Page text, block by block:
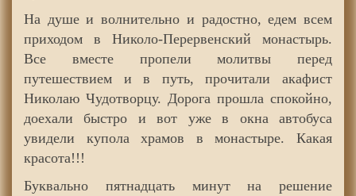
На душе и волнительно и радостно, едем всем
приходом в Николо-Перервенский монастырь.
Все вместе пропели молитвы перед
путешествием и в путь, прочитали акафист
Николаю Чудотворцу. Дорога прошла спокойно,
доехали быстро и вот уже в окна автобуса
увидели купола храмов в монастыре. Какая
красота!!!
Буквально пятнадцать минут на решение